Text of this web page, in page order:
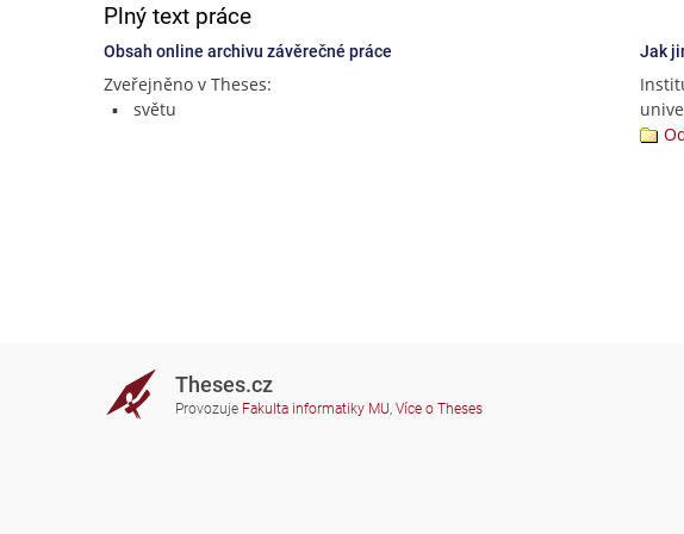
Plný text práce
Obsah online archivu závěrečné práce
Zveřejněno v Theses:
světu
Jak
Theses.cz
Provozuje Fakulta informatiky MU, Více o Theses